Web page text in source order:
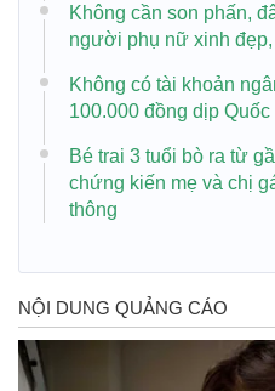
Không cần son phấn,
người phụ nữ xinh
Không có tài khoản
100.000 đồng dịp
Bé trai 3 tuổi bò ra từ
chứng kiến mẹ và chị
thông